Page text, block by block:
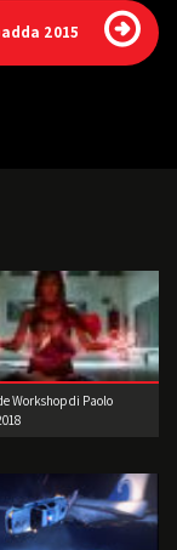
2015
Workshop di Paolo